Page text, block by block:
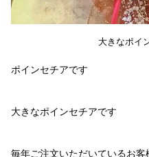
大きなポイ
ポインセチアです
大きなポインセチアです
毎年ご注文いただいているお